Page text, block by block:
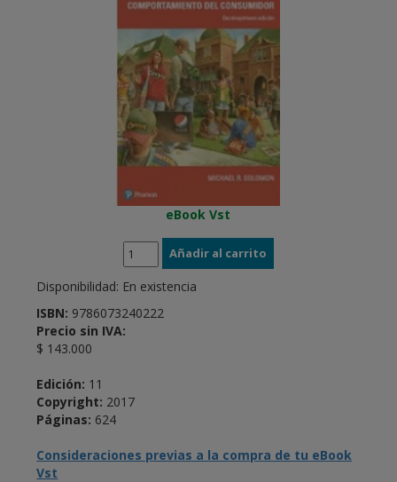
eBook Vst
Disponibilidad: En existencia
ISBN: 9786073240222
Precio sin IVA:
$ 143.000
Edición: 11
Copyright: 2017
Páginas: 624
Consideraciones previas a la compra de tu eBook
Vst